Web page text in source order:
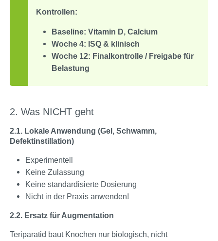
Kontrollen:
Baseline: Vitamin D, Calcium
Woche 4: ISQ & klinisch
Woche 12: Finalkontrolle / Freigabe für
Belastung
2. Was NICHT geht
2.1. Lokale Anwendung (Gel, Schwamm,
Defektinstillation)
Experimentell
Keine Zulassung
Keine standardisierte Dosierung
Nicht in der Praxis anwenden!
2.2. Ersatz für Augmentation
Teriparatid baut Knochen nur biologisch, nicht